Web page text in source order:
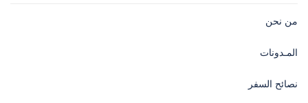
من نحن
المـدونات
نصائح السفر